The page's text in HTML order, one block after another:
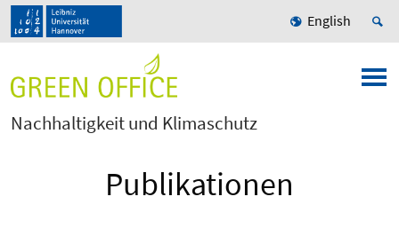
English
Nachhaltigkeit und Klimaschutz
Publikationen